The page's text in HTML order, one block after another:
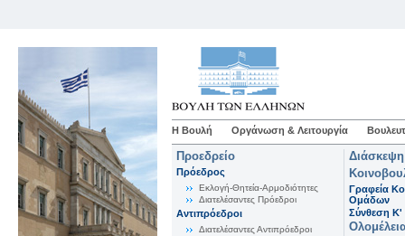
Η Βουλή Οργάνωση & Λειτουργία
Προεδρείο
Πρόεδρος
Εκλογή-Θητεία-Αρμοδιότητες
Διατελέσαντες Πρόεδροι
Αντιπρόεδροι
Διατελέσαντες Αντιπρόεδροι
Γραφεία
Ομάδων
Σύνθεση K'